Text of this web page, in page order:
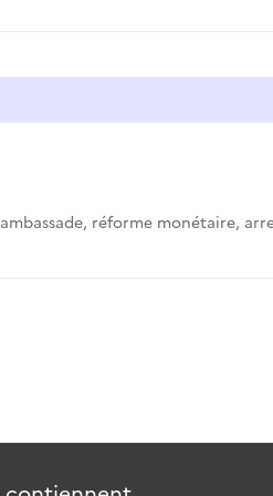
réforme monétaire,